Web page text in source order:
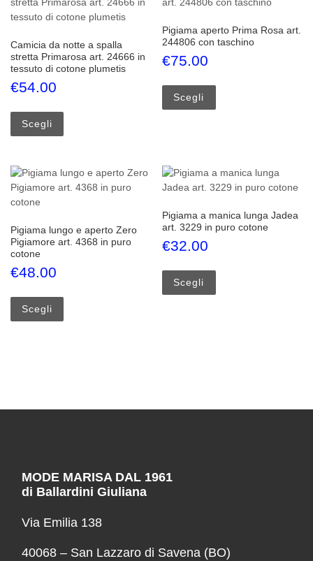
Camicia da notte a spalla
stretta Primarosa art. 24666 in
tessuto di cotone plumetis
€54.00
Scegli
Questo prodotto ha più varianti. Le opzioni possono
Pigiama aperto Prima Rosa art.
244806 con taschino
€75.00
Scegli
Pigiama lungo e aperto Zero
Pigiamore art. 4368 in puro
cotone
€48.00
Scegli
Questo prodotto ha più varianti. Le opzioni possono
Pigiama a manica lunga Jadea
art. 3229 in puro cotone
€32.00
Scegli
MODE MARISA DAL 1961
di Ballardini Giuliana
Via Emilia 138
40068 – San Lazzaro di Savena (BO)